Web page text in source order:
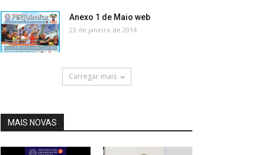
Anexo 1 de Maio web
23 de janeiro de 2014
Carregar mais
MAIS NOVAS